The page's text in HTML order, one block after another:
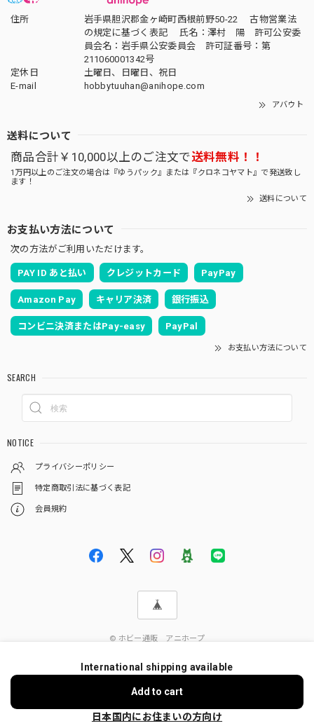
住所
岩手県胆沢郡金ヶ崎町西根前野50-22 古物営業法
の規定に基づく表記 氏名：澤村 陽 許可公安委
員会名：岩手県公安委員会 許可証番号：第
211060001342号
定休日
土曜日、日曜日、祝日
E-mail
hobbytuuhan@anihope.com
アバウト
送料について
商品合計￥10,000以上のご注文で送料無料！！
1万円以上のご注文の場合は『ゆうパック』または『クロネコヤマト』で発送致し
ます！
送料について
お支払い方法について
次の方法がご利用いただけます。
PAY ID あと払い クレジットカード PayPay
Amazon Pay キャリア決済 銀行振込
コンビニ決済またはPay-easy PayPal
お支払い方法について
SEARCH
NOTICE
プライバシーポリシー
特定商取引法に基づく表記
会員規約
© ホビー通販 アニホープ
International shipping available
Add to cart
日本国内にお住まいの方向け
ショップに質問する